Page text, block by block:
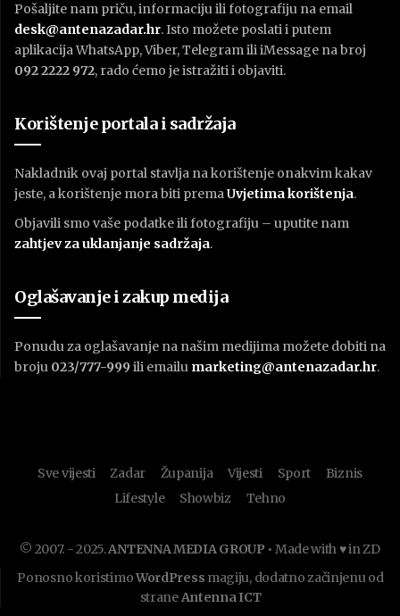
Pošaljite nam priču, informaciju ili fotografiju na email
desk@antenazadar.hr. Isto možete poslati i putem
aplikacija WhatsApp, Viber, Telegram ili iMessage na broj
092 2222 972, rado ćemo je istražiti i objaviti.
Korištenje portala i sadržaja
Nakladnik ovaj portal stavlja na korištenje onakvim kakav
jeste, a korištenje mora biti premaUvjetima korištenja.
Objavili smo vaše podatke ili fotografiju – uputite nam
zahtjev za uklanjanje sadržaja.
Oglašavanje i zakup medija
Ponudu za oglašavanje na našim medijima možete dobiti na
broju 023/777-999 ili emailu marketing@antenazadar.hr.
Sve vijesti Zadar Županija Vijesti Sport
Biznis
Lifestyle
Showbiz Tehno
© 2007. - 2025.ANTENNA MEDIA GROUP • Made with ♥ in ZD
Ponosno koristimoWordPress magiju, dodatno začinjenu od
straneAntenna ICT